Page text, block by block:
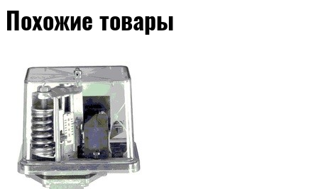
Похожие товары